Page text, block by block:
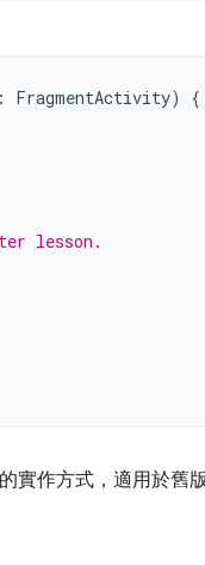
: FragmentActivity)
{
lesson.
的實作方式，適用於舊